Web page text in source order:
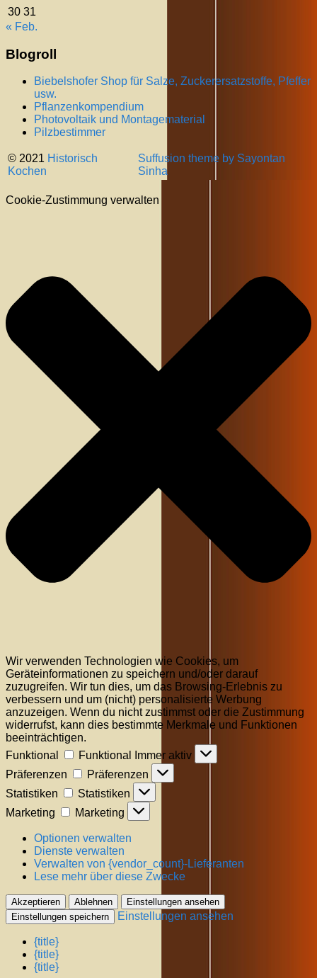
30 31
« Feb.
Blogroll
Biebelshofer Shop für Salze, Zuckerersatzstoffe, Pfeffer
usw.
Pflanzenkompendium
Photovoltaik und Montagematerial
Pilzbestimmer
© 2021 Historisch
Kochen
Suffusion theme by Sayontan
Sinha
Cookie-Zustimmung verwalten
Wir verwenden Technologien wie Cookies, um
Geräteinformationen zu speichern und/oder darauf
zuzugreifen. Wir tun dies, um das Browsing-Erlebnis zu
verbessern und um (nicht) personalisierte Werbung
anzuzeigen. Wenn du nicht zustimmst oder die Zustimmung
widerrufst, kann dies bestimmte Merkmale und Funktionen
beeinträchtigen.
Funktional
Funktional
Immer aktiv
Präferenzen
Präferenzen
Statistiken
Statistiken
Marketing
Marketing
Optionen verwalten
Dienste verwalten
Verwalten von {vendor_count}-Lieferanten
Lese mehr über diese Zwecke
Akzeptieren Ablehnen
Einstellungen ansehen
Einstellungen speichern
Einstellungen ansehen
{title}
{title}
{title}